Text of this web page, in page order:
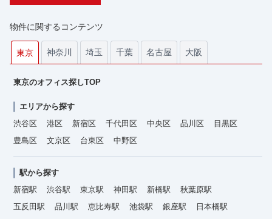
物件に関するコンテンツ
東京 神奈川 埼玉 千葉 名古屋 大阪
東京のオフィス探しTOP
エリアから探す
渋谷区
港区 新宿区 千代田区 中央区 品川区
目黒区
豊島区
文京区 台東区 中野区
駅から探す
新宿駅
渋谷駅 東京駅 神田駅 新橋駅
秋葉原駅
五反田駅
品川駅 恵比寿駅 池袋駅 銀座駅
日本橋駅